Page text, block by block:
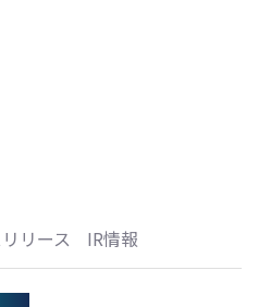
リース IR情報